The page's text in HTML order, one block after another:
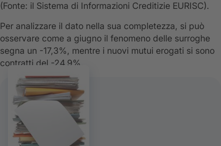
(Fonte: il Sistema di Informazioni Creditizie EURISC).
Per analizzare il dato nella sua completezza, si può
osservare come a giugno il fenomeno delle surroghe
segna un -17,3%, mentre i nuovi mutui erogati si sono
contratti del -24,9%.